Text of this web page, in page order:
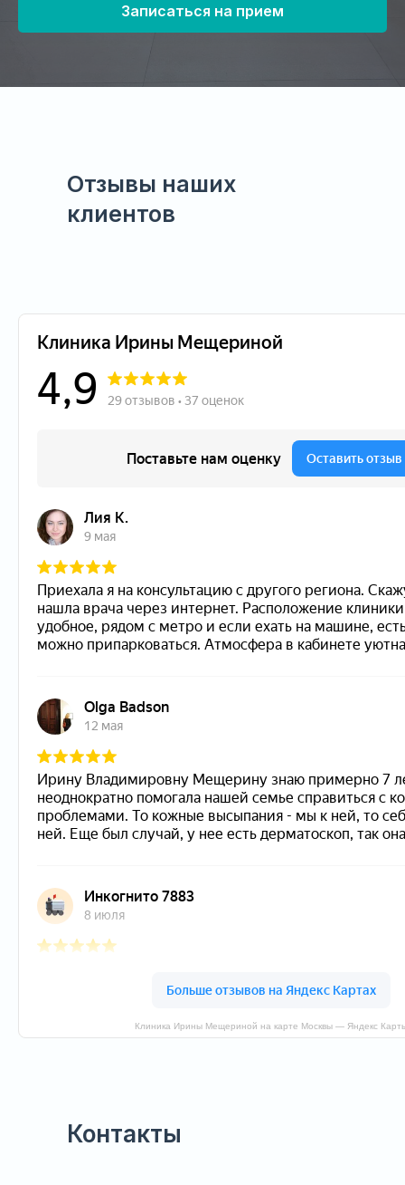
Записаться на прием
Отзывы наших
клиентов
Клиника Ирины Мещериной на карте Москвы — Яндекс
Контакты